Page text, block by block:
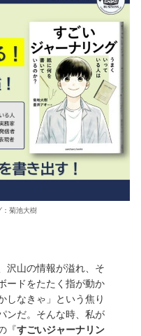
：菊池大樹
沢山の情報が溢れ、そ
ードをたたく指が動か
しなきゃ」という焦り
ンだ。そんな時、私が
『すごいジャーナリン